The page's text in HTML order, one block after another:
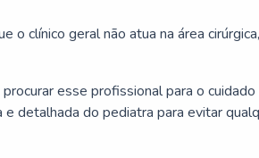
o clínico geral não atua na área
esse profissional para o
e detalhada do pediatra para evitar